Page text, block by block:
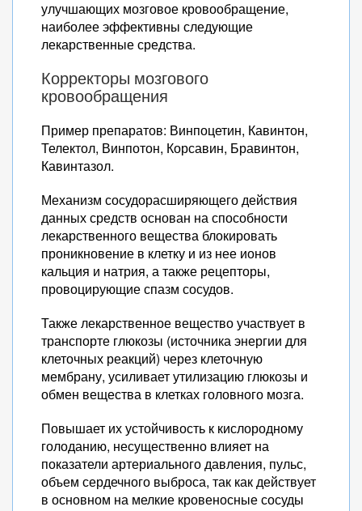
улучшающих мозговое кровообращение,
наиболее эффективны следующие
лекарственные средства.
Корректоры мозгового
кровообращения
Пример препаратов: Винпоцетин, Кавинтон,
Телектол, Винпотон, Корсавин, Бравинтон,
Кавинтазол.
Механизм сосудорасширяющего действия
данных средств основан на способности
лекарственного вещества блокировать
проникновение в клетку и из нее ионов
кальция и натрия, а также рецепторы,
провоцирующие спазм сосудов.
Также лекарственное вещество участвует в
транспорте глюкозы (источника энергии для
клеточных реакций) через клеточную
мембрану, усиливает утилизацию глюкозы и
обмен вещества в клетках головного мозга.
Повышает их устойчивость к кислородному
голоданию, несущественно влияет на
показатели артериального давления, пульс,
объем сердечного выброса, так как действует
в основном на мелкие кровеносные сосуды